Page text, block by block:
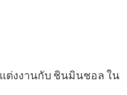
แต่งงานกับ ชินมินชอล ใน